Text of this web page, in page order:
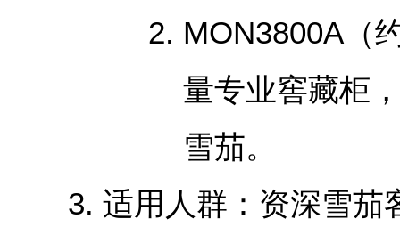
MON3800A（
量专业窖藏柜
雪茄。
适用人群‌：资深雪茄